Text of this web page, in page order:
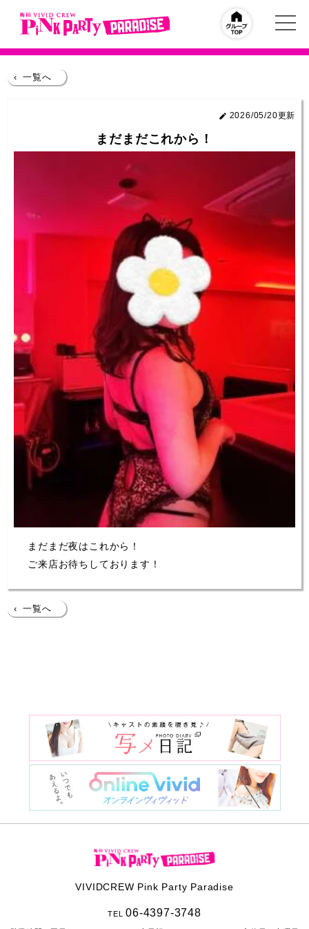
‹ 一覧へ
2026/05/20更新
まだまだこれから！
まだまだ夜はこれから！
ご来店お待ちしております！
‹ 一覧へ
VIVIDCREW Pink Party Paradise
TEL06-4397-3748